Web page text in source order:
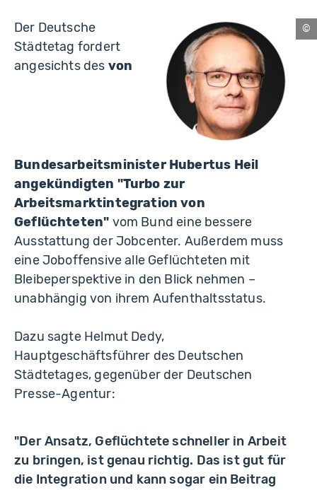
Der Deutsche
Städtetag fordert
angesichts des von
Bundesarbeitsminister Hubertus Heil
angekündigten "Turbo zur
Arbeitsmarktintegration von
Geflüchteten" vom Bund eine bessere
Ausstattung der Jobcenter. Außerdem muss
eine Joboffensive alle Geflüchteten mit
Bleibeperspektive in den Blick nehmen –
unabhängig von ihrem Aufenthaltsstatus.
Dazu sagte Helmut Dedy,
Hauptgeschäftsführer des Deutschen
Städtetages, gegenüber der Deutschen
Presse-Agentur:
"Der Ansatz, Geflüchtete schneller in Arbeit
zu bringen, ist genau richtig. Das ist gut für
die Integration und kann sogar ein Beitrag